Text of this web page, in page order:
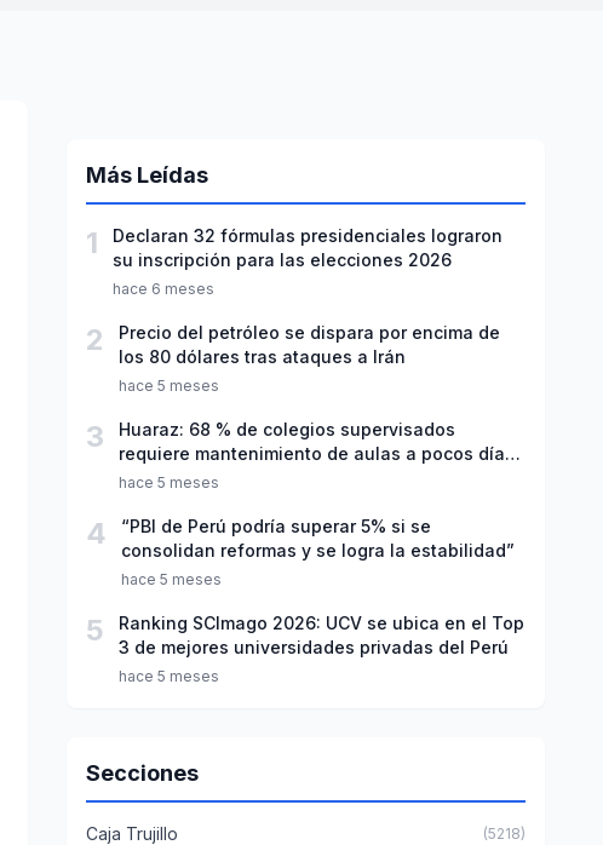
Más Leídas
1
Declaran 32 fórmulas presidenciales lograron
su inscripción para las elecciones 2026
hace 6 meses
2
Precio del petróleo se dispara por encima de
los 80 dólares tras ataques a Irán
hace 5 meses
3
Huaraz: 68 % de colegios supervisados
requiere mantenimiento de aulas a pocos días
de inicio del año escolar 2026
hace 5 meses
4
“PBI de Perú podría superar 5% si se
consolidan reformas y se logra la estabilidad”
hace 5 meses
5
Ranking SCImago 2026: UCV se ubica en el Top
3 de mejores universidades privadas del Perú
hace 5 meses
Secciones
Caja Trujillo (5218)